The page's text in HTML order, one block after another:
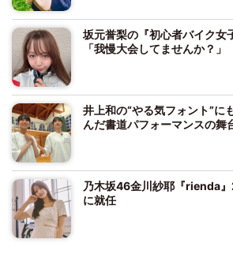
坂元誉梨の『初心者バイク女
「我慢大会してませんか？」
井上和の“やる気フォント”
んだ書道パフォーマンスの舞
乃木坂46金川紗耶『rienda
に就任